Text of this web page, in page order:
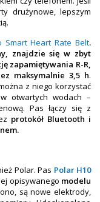
drużynowe, lepszym
Smart Heart Rate Belt.
znajdzie się w zbyt
zapamiętywania R-R,
maksymalnie 3,5 h.
z niego korzystać
otwartych wodach –
Pas łączy się z
protokół Bluetooth i
Polar. Pas Polar H10
opisywanego modelu
są nowe elektrody,